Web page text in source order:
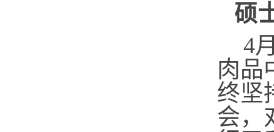
硕
4
肉品
终坚
会，